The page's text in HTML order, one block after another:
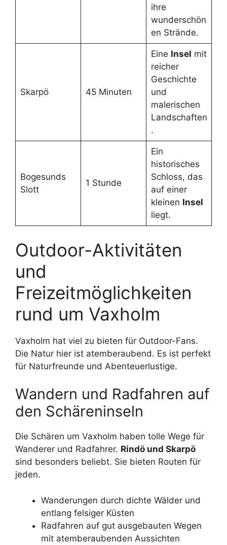
ihre
wunderschön
en Strände.
Skarpö 45 Minuten
Eine Insel mit
reicher
Geschichte
und
malerischen
Landschaften
.
Bogesunds
Slott
1 Stunde
Ein
historisches
Schloss, das
auf einer
kleinen Insel
liegt.
Outdoor-Aktivitäten
und
Freizeitmöglichkeiten
rund um Vaxholm
Vaxholm hat viel zu bieten für Outdoor-Fans.
Die Natur hier ist atemberaubend. Es ist perfekt
für Naturfreunde und Abenteuerlustige.
Wandern und Radfahren auf
den Schäreninseln
Die Schären um Vaxholm haben tolle Wege für
Wanderer und Radfahrer. Rindö und Skarpö
sind besonders beliebt. Sie bieten Routen für
jeden.
Wanderungen durch dichte Wälder und
entlang felsiger Küsten
Radfahren auf gut ausgebauten Wegen
mit atemberaubenden Aussichten